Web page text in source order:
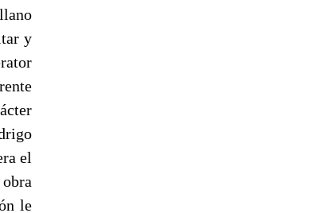
y
el
le